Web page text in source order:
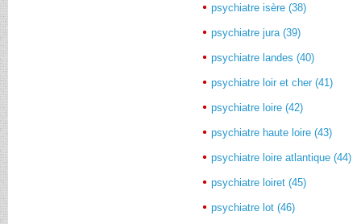
psychiatre isère (38)
psychiatre jura (39)
psychiatre landes (40)
psychiatre loir et cher (41)
psychiatre loire (42)
psychiatre haute loire (43)
psychiatre loire atlantique (44)
psychiatre loiret (45)
psychiatre lot (46)